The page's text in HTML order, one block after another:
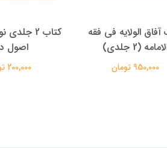
کتاب 2 جلدی نور هدایت در
اصول دین
200,000 تومان
کتاب پویش
علیرضا
350,000 تومان